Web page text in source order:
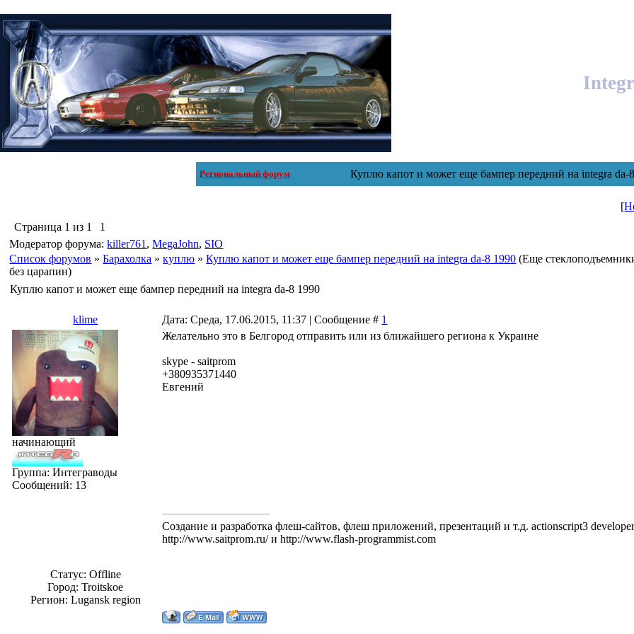
Региональный форум Куплю капот и может еще бампер передний на integra
[
Страница 1 из 1
1
Модератор форума:killer761 ,MegaJohn, SIO
Список форумов » Барахолка » куплю » Куплю капот и может еще бампер передний на integra da-8 1990 (Еще
без царапин)
Куплю капот и может еще бампер передний на integra da-8 1990
klime Дата: Среда, 17.06.2015, 11:37 | Сообщение # 1
начинающий
Группа: Интеграводы
Сообщений: 13
Статус: Offline
Город: Troitskoe
Регион: Lugansk region
Желательно это в Белгород отправить или из ближайшего региона к Украине
skype - saitprom
+380935371440
Евгений
Создание и разработка флеш-сайтов, флеш приложений, презентаций и т.д. actionscript3
http://www.saitprom.ru/ и http://www.flash-programmist.com